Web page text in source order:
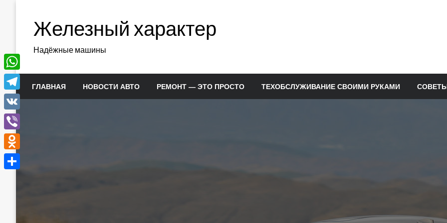
содержимомуЖелезный характер
Надёжные машины
ГЛАВНАЯ НОВОСТИ АВТО РЕМОНТ — ЭТО ПРОСТО ТЕХОБСЛУЖИВАНИЕ СВОИМИ РУКАМИ
WhatsApp
Telegram
VK
Viber
Odnoklassniki